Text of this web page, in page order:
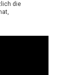
die